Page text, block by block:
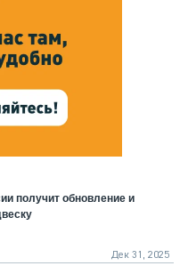
получит обновление и
Дек 31, 2025